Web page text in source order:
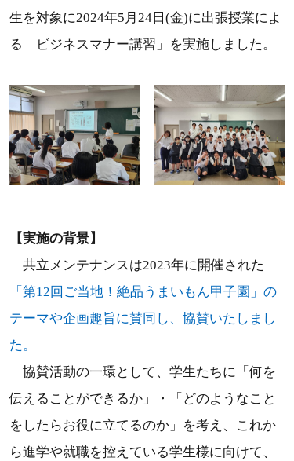
生を対象に2024年5月24日(金)に出張授業によ
る「ビジネスマナー講習」を実施しました。
【実施の背景】
共立メンテナンスは2023年に開催された
「第12回ご当地！絶品うまいもん甲子園」の
テーマや企画趣旨に賛同し、協賛いたしまし
た。
協賛活動の一環として、学生たちに「何を
伝えることができるか」・「どのようなこと
をしたらお役に立てるのか」を考え、これか
ら進学や就職を控えている学生様に向けて、